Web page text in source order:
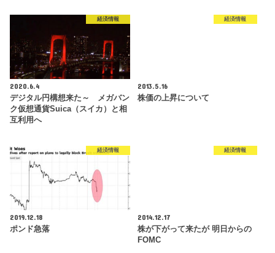
経済情報
2020.6.4
デジタル円構想来た～ メガバン
ク仮想通貨Suica（スイカ）と相
互利用へ
経済情報
2013.5.16
株価の上昇について
経済情報
2019.12.18
ポンド急落
経済情報
2014.12.17
株が下がって来たが 明日からの
FOMC